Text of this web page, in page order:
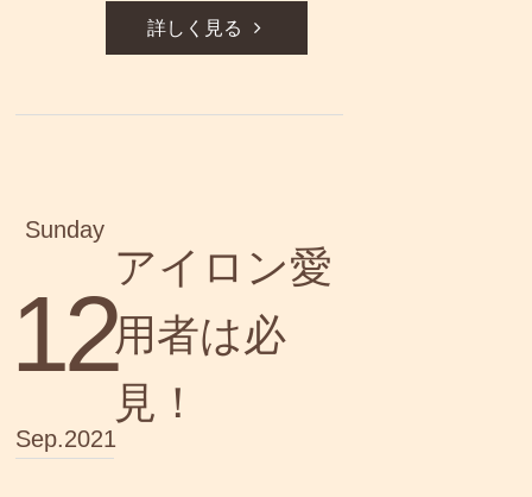
詳しく見る
Sunday
12
Sep.2021
アイロン愛
用者は必
見！